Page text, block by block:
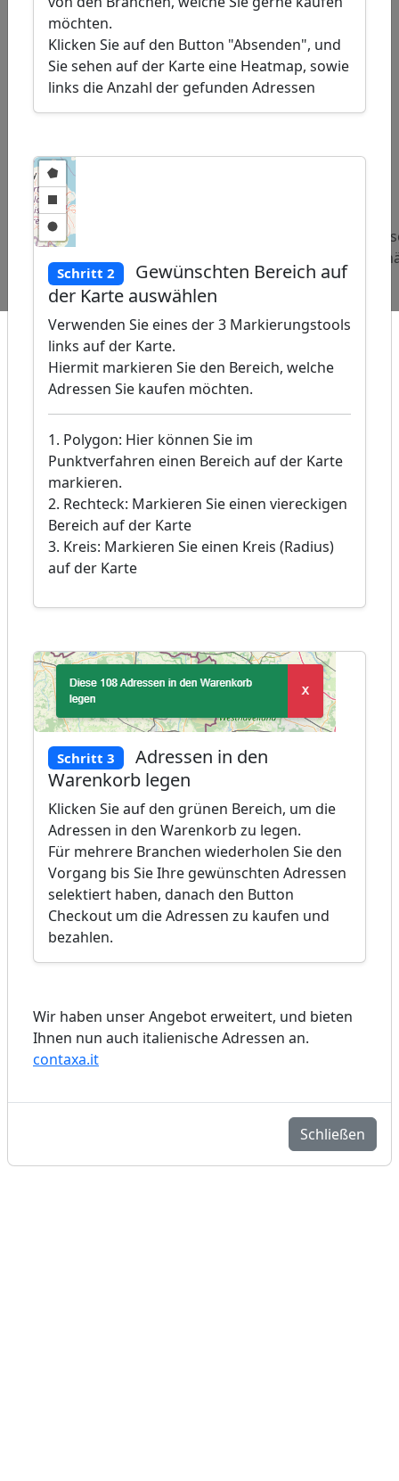
Beliebte
Abfragen:
Messerläden
und
Hersteller
möchten.
Klicken Sie auf den Button "Absenden", und
Sie sehen auf der Karte eine Heatmap, sowie
links die Anzahl der gefunden Adressen
Schritt 2
Gewünschten Bereich auf
der Karte auswählen
Verwenden Sie eines der 3 Markierungstools
links auf der Karte.
Hiermit markieren Sie den Bereich, welche
Adressen Sie kaufen möchten.
1. Polygon: Hier können Sie im
Punktverfahren einen Bereich auf der Karte
markieren.
2. Rechteck: Markieren Sie einen viereckigen
Bereich auf der Karte
3. Kreis: Markieren Sie einen Kreis (Radius)
auf der Karte
Schritt 3
Adressen in den
Warenkorb legen
Klicken Sie auf den grünen Bereich, um die
Adressen in den Warenkorb zu legen.
Für mehrere Branchen wiederholen Sie den
Vorgang bis Sie Ihre gewünschten Adressen
selektiert haben, danach den Button
Checkout um die Adressen zu kaufen und
bezahlen.
Wir haben unser Angebot erweitert, und bieten
Ihnen nun auch italienische Adressen an.
contaxa.it
Schließen